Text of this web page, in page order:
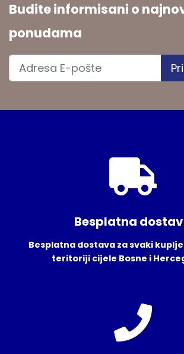
Budite informisani o
ponudama
Besplatna
Besplatna dostava za svaki
teritoriji cijele Bosne i